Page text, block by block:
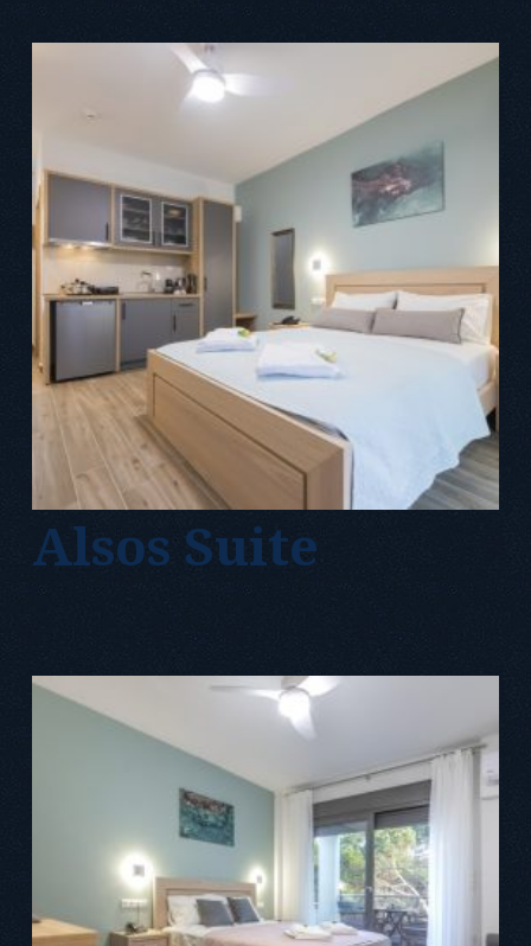
Alsos Suite